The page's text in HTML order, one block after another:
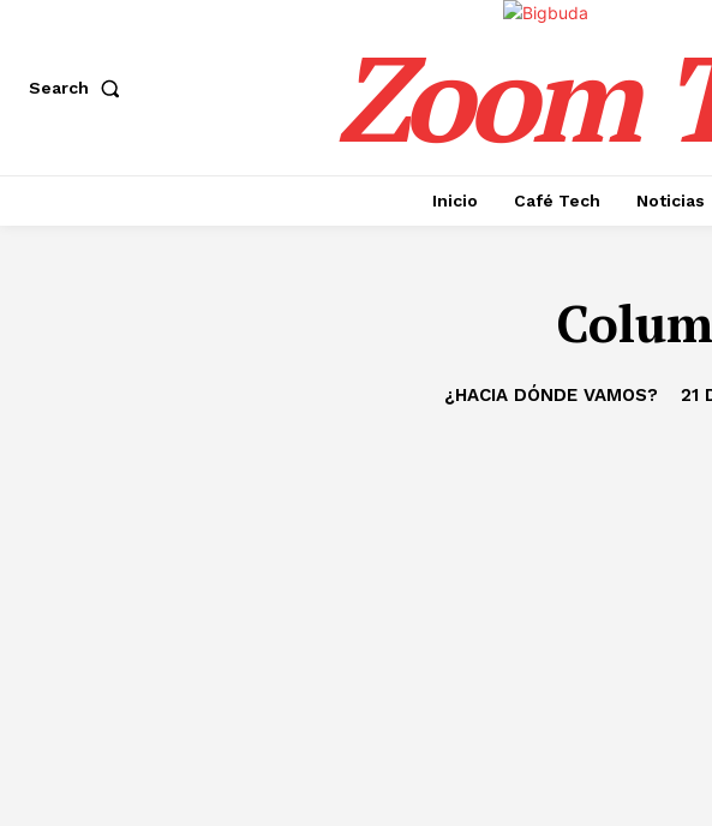
Search Zoom
Inicio Café Tech Noticias
¿HACIA DÓNDE VAMOS? 21